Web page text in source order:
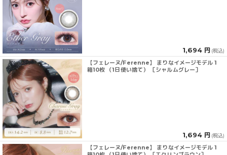
1,694 円 (税込)
【フェレーヌ/Ferenne】 まりなイメージモデル 1
箱10枚 （1日使い捨て） ［シャルムグレー］
1,694 円 (税込)
【フェレーヌ/Ferenne】 まりなイメージモデル 1